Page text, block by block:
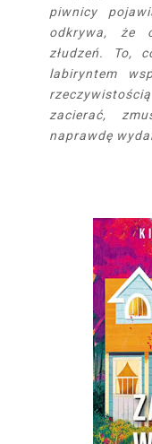
piwnicy
odkrywa, że
złudzeń. To,
labiryntem
zacierać,
naprawdę